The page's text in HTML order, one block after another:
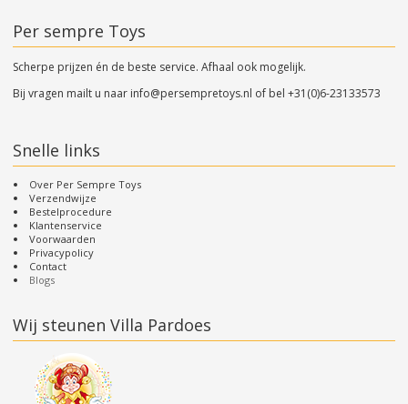
Per sempre Toys
Scherpe prijzen én de beste service. Afhaal ook mogelijk.
Bij vragen mailt u naar info@persempretoys.nl of bel+31(0)6-23133573
Snelle links
Over Per Sempre Toys
Verzendwijze
Bestelprocedure
Klantenservice
Voorwaarden
Privacypolicy
Contact
Blogs
Wij steunen Villa Pardoes